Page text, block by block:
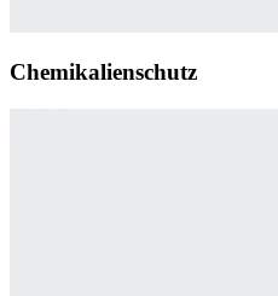
Chemikalienschutz